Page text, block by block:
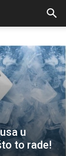
u
to rade!